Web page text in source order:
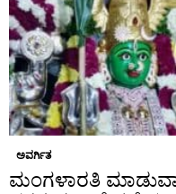
ಅವರ್ಗಿತ
ಮಂಗಳಾರತಿ